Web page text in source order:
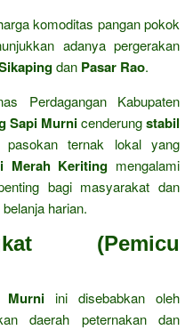
komoditas pangan pokok
adanya pergerakan
dan Pasar Rao.
Perdagangan Kabupaten
Sapi Murnicenderungstabil
ternak lokal yang
Merah Keriting mengalami
bagi masyarakat dan
harian.
(Pemicu
Murni ini disebabkan oleh
daerah peternakan dan